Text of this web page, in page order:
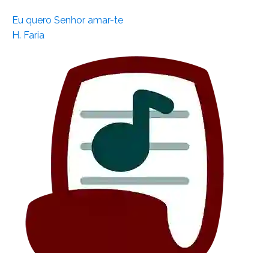
Eu quero Senhor amar-te
H. Faria